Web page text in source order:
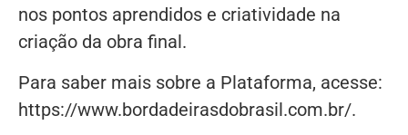
nos pontos aprendidos e criatividade na
criação da obra final.
Para saber mais sobre a Plataforma, acesse:
https://www.bordadeirasdobrasil.com.br/.